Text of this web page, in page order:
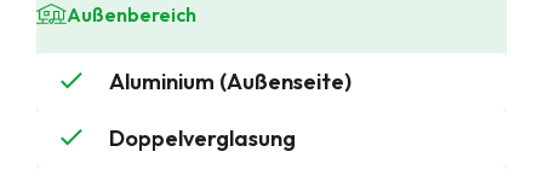
Außenbereich
Aluminium (Außenseite)
Doppelverglasung